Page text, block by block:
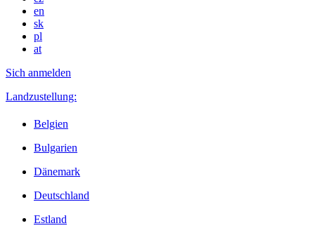
en
sk
pl
at
Sich anmelden
Landzustellung:
Belgien
Bulgarien
Dänemark
Deutschland
Estland